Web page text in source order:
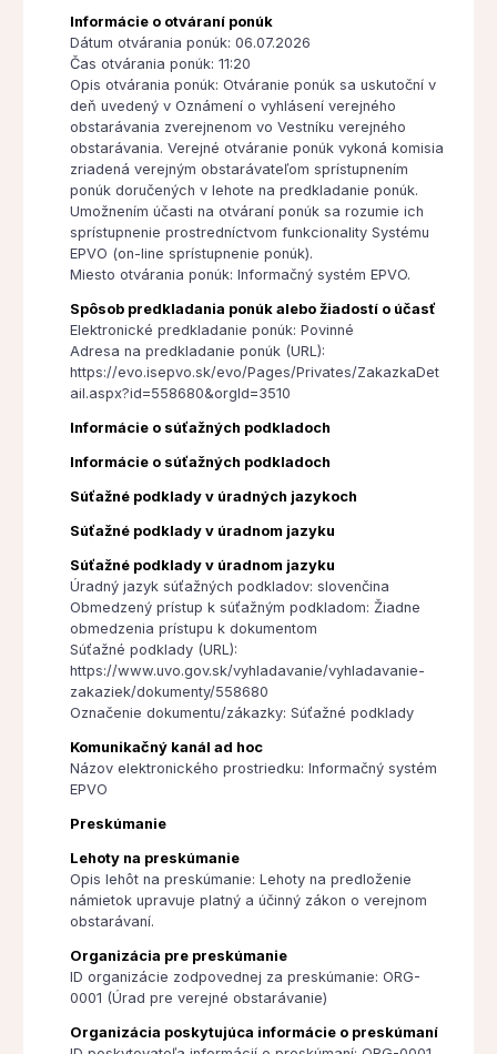
Informácie o otváraní ponúk
Dátum otvárania ponúk: 06.07.2026
Čas otvárania ponúk: 11:20
Opis otvárania ponúk: Otváranie ponúk sa uskutoční v
deň uvedený v Oznámení o vyhlásení verejného
obstarávania zverejnenom vo Vestníku verejného
obstarávania. Verejné otváranie ponúk vykoná komisia
zriadená verejným obstarávateľom sprístupnením
ponúk doručených v lehote na predkladanie ponúk.
Umožnením účasti na otváraní ponúk sa rozumie ich
sprístupnenie prostredníctvom funkcionality Systému
EPVO (on-line sprístupnenie ponúk).
Miesto otvárania ponúk: Informačný systém EPVO.
Spôsob predkladania ponúk alebo žiadostí o účasť
Elektronické predkladanie ponúk: Povinné
Adresa na predkladanie ponúk (URL):
https://evo.isepvo.sk/evo/Pages/Privates/ZakazkaDet
ail.aspx?id=558680&orgId=3510
Informácie o súťažných podkladoch
Informácie o súťažných podkladoch
Súťažné podklady v úradných jazykoch
Súťažné podklady v úradnom jazyku
Súťažné podklady v úradnom jazyku
Úradný jazyk súťažných podkladov: slovenčina
Obmedzený prístup k súťažným podkladom: Žiadne
obmedzenia prístupu k dokumentom
Súťažné podklady (URL):
https://www.uvo.gov.sk/vyhladavanie/vyhladavanie-
zakaziek/dokumenty/558680
Označenie dokumentu/zákazky: Súťažné podklady
Komunikačný kanál ad hoc
Názov elektronického prostriedku: Informačný systém
EPVO
Preskúmanie
Lehoty na preskúmanie
Opis lehôt na preskúmanie: Lehoty na predloženie
námietok upravuje platný a účinný zákon o verejnom
obstarávaní.
Organizácia pre preskúmanie
ID organizácie zodpovednej za preskúmanie: ORG-
0001 (Úrad pre verejné obstarávanie)
Organizácia poskytujúca informácie o preskúmaní